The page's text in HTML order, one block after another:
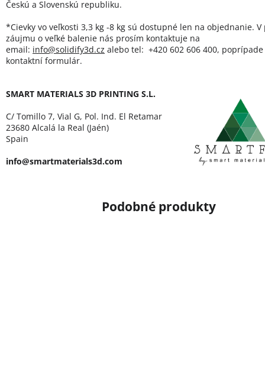
Českú a Slovenskú republiku.
*Cievky vo veľkosti 3,3 kg -8 kg sú dostupné len na objednanie.
záujmu o veľké balenie nás prosím kontaktuje na
email: info@solidify3d.cz alebo tel: +420 602 606 400,
kontaktní formulár.
SMART MATERIALS 3D PRINTING S.L.
C/ Tomillo 7, Vial G, Pol. Ind. El Retamar
23680 Alcalá la Real (Jaén)
Spain
info@smartmaterials3d.com